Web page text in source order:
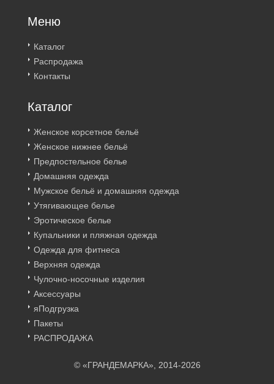
Меню
Каталог
Распродажа
Контакты
Каталог
Женское корсетное бельё
Женское нижнее бельё
Предпостельное белье
Домашняя одежда
Мужское бельё и домашняя одежда
Утягивающее белье
Эротическое белье
Купальники и пляжная одежда
Одежда для фитнеса
Верхняя одежда
Чулочно-носочные изделия
Аксессуары
яПодгрузка
Пакеты
РАСПРОДАЖА
© «ГРАНДЕМАРКА», 2014-2026